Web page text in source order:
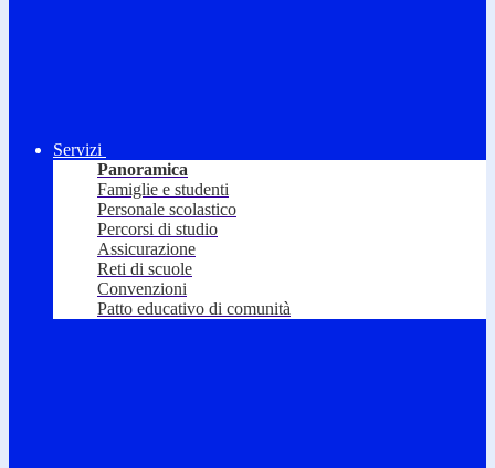
Servizi
Panoramica
Famiglie e studenti
Personale scolastico
Percorsi di studio
Assicurazione
Reti di scuole
Convenzioni
Patto educativo di comunità